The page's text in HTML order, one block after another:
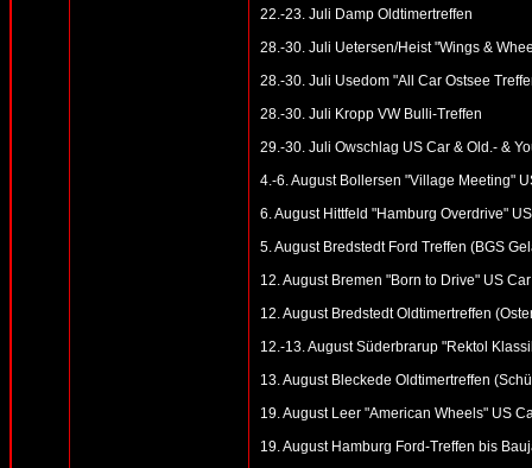
22.-23. Juli Damp Oldtimertreffen
28.-30. Juli Uetersen/Heist "Wings &
28.-30. Juli Usedom "All Car Ostsee
28.-30. Juli Kropp VW Bulli-Treffen
29.-30. Juli Owschlag US Car & Old.- &
4.-6. August Bollersen "Village Meeting"
6. August Hittfeld "Hamburg Overdrive"
5. August Bredstedt Ford Treffen (BGS
12. August Bremen "Born to Drive" US
12. August Bredstedt Oldtimertreffen
12.-13. August Süderbrarup "Rektol
13. August Bleckede Oldtimertreffen
19. August Leer "American Wheels" US
19. August Hamburg Ford-Treffen bis